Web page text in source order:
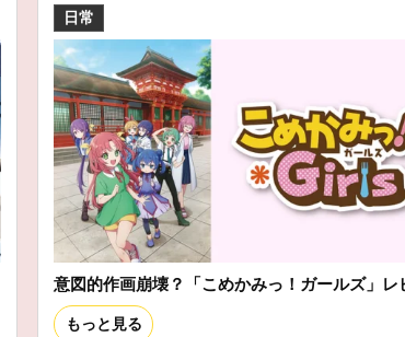
日常
意図的作画崩壊？「こめかみっ！ガールズ」レ
もっと見る